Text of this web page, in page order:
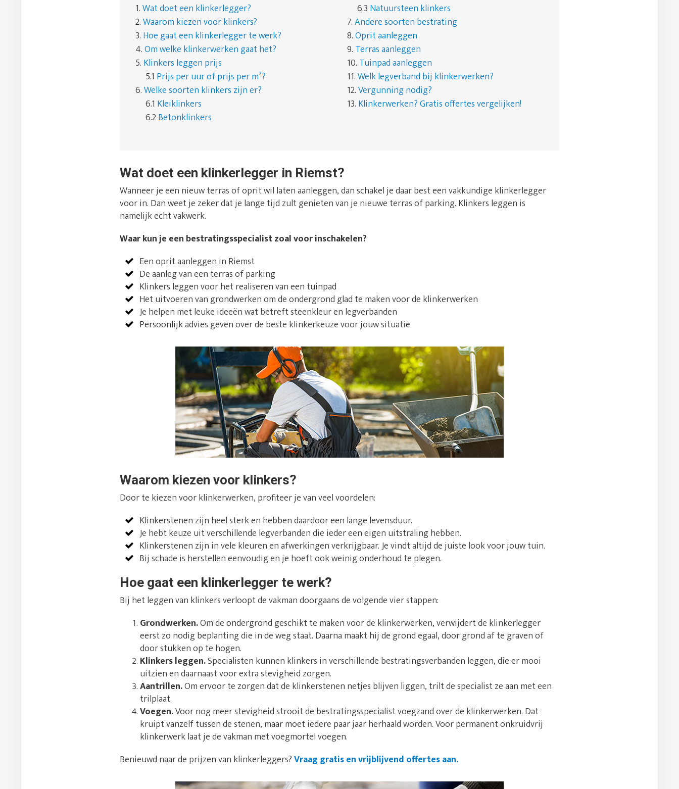
1.Wat doet een klinkerlegger?
2.Waarom kiezen voor klinkers?
3. Hoe gaat een klinkerlegger te werk?
4.Om welke klinkerwerken gaat het?
5. Klinkers leggen prijs
5.1 Prijs per uur of prijs per m²?
6.Welke soorten klinkers zijn er?
6.1 Kleiklinkers
6.2Betonklinkers
6.3 Natuursteen klinkers
7.Andere soorten bestrating
8.Oprit aanleggen
9. Terras aanleggen
10. Tuinpad aanleggen
11.Welk legverband bij klinkerwerken?
12.Vergunning nodig?
13. Klinkerwerken? Gratis offertes vergelijken!
Wat doet een klinkerlegger in Riemst?
Wanneer je een nieuw terras of oprit wil laten aanleggen, dan schakel je daar best een vakkundige klinkerlegger
voor in. Dan weet je zeker dat je lange tijd zult genieten van je nieuwe terras of parking. Klinkers leggen is
namelijk echt vakwerk.
Waar kun je een bestratingsspecialist zoal voor inschakelen?
Een oprit aanleggen in Riemst
De aanleg van een terras of parking
Klinkers leggen voor het realiseren van een tuinpad
Het uitvoeren van grondwerken om de ondergrond glad te maken voor de klinkerwerken
Je helpen met leuke ideeën wat betreft steenkleur en legverbanden
Persoonlijk advies geven over de beste klinkerkeuze voor jouw situatie
Waarom kiezen voor klinkers?
Door te kiezen voor klinkerwerken, profiteer je van veel voordelen:
Klinkerstenen zijn heel sterk en hebben daardoor een lange levensduur.
Je hebt keuze uit verschillende legverbanden die ieder een eigen uitstraling hebben.
Klinkerstenen zijn in vele kleuren en afwerkingen verkrijgbaar. Je vindt altijd de juiste look voor jouw tuin.
Bij schade is herstellen eenvoudig en je hoeft ook weinig onderhoud te plegen.
Hoe gaat een klinkerlegger te werk?
Bij het leggen van klinkers verloopt de vakman doorgaans de volgende vier stappen:
Grondwerken.Om de ondergrond geschikt te maken voor de klinkerwerken, verwijdert de klinkerlegger
eerst zo nodig beplanting die in de weg staat. Daarna maakt hij de grond egaal, door grond af te graven of
door stukken op te hogen.
Klinkers leggen.Specialisten kunnen klinkers in verschillende bestratingsverbanden leggen, die er mooi
uitzien en daarnaast voor extra stevigheid zorgen.
Aantrillen.Om ervoor te zorgen dat de klinkerstenen netjes blijven liggen, trilt de specialist ze aan met een
trilplaat.
Voegen.Voor nog meer stevigheid strooit de bestratingsspecialist voegzand over de klinkerwerken. Dat
kruipt vanzelf tussen de stenen, maar moet iedere paar jaar herhaald worden. Voor permanent onkruidvrij
klinkerwerk laat je de vakman met voegmortel voegen.
Benieuwd naar de prijzen van klinkerleggers?Vraag gratis en vrijblijvend offertes aan.